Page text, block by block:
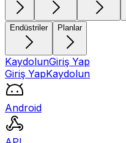
Endüstriler Planlar
KaydolunGiriş Yap
Giriş YapKaydolun
Android